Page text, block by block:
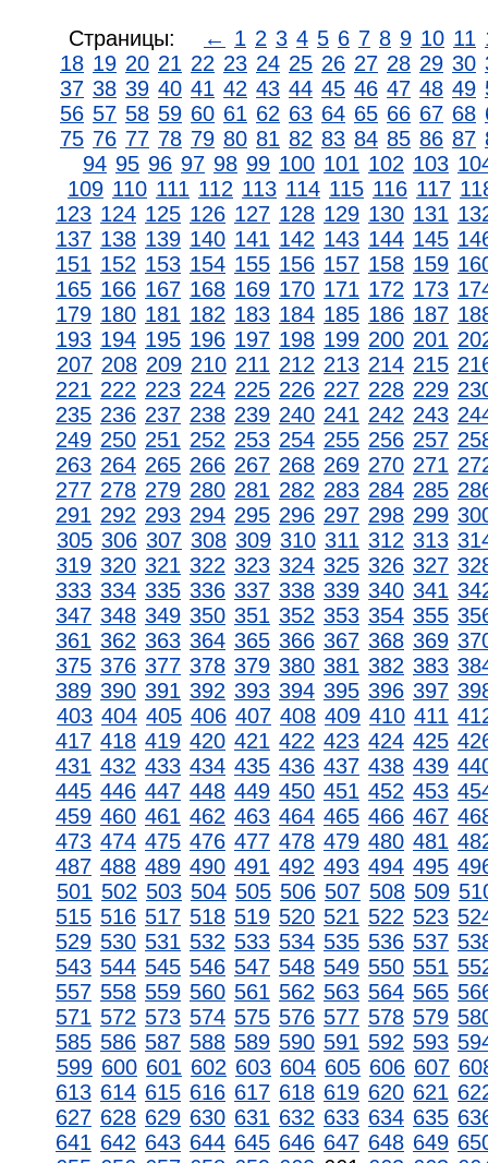
Страницы: ← 1 2 3 4 5 6 7 8 9 10 11
18 19 20 21 22 23 24 25 26 27 28 29 30
37 38 39 40 41 42 43 44 45 46 47 48 49
56 57 58 59 60 61 62 63 64 65 66 67 68
75 76 77 78 79 80 81 82 83 84 85 86 87
94 95 96 97 98 99 100 101 102 103
109 110 111 112 113 114 115 116 117
123 124 125 126 127 128 129 130 131
137 138 139 140 141 142 143 144 145
151 152 153 154 155 156 157 158 159
165 166 167 168 169 170 171 172 173
179 180 181 182 183 184 185 186 187
193 194 195 196 197 198 199 200 201
207 208 209 210 211 212 213 214 215
221 222 223 224 225 226 227 228 229
235 236 237 238 239 240 241 242 243
249 250 251 252 253 254 255 256 257
263 264 265 266 267 268 269 270 271
277 278 279 280 281 282 283 284 285
291 292 293 294 295 296 297 298 299
305 306 307 308 309 310 311 312 313
319 320 321 322 323 324 325 326 327
333 334 335 336 337 338 339 340 341
347 348 349 350 351 352 353 354 355
361 362 363 364 365 366 367 368 369
375 376 377 378 379 380 381 382 383
389 390 391 392 393 394 395 396 397
403 404 405 406 407 408 409 410 411
417 418 419 420 421 422 423 424 425
431 432 433 434 435 436 437 438 439
445 446 447 448 449 450 451 452 453
459 460 461 462 463 464 465 466 467
473 474 475 476 477 478 479 480 481
487 488 489 490 491 492 493 494 495
501 502 503 504 505 506 507 508 509
515 516 517 518 519 520 521 522 523
529 530 531 532 533 534 535 536 537
543 544 545 546 547 548 549 550 551
557 558 559 560 561 562 563 564 565
571 572 573 574 575 576 577 578 579
585 586 587 588 589 590 591 592 593
599 600 601 602 603 604 605 606 607
613 614 615 616 617 618 619 620 621
627 628 629 630 631 632 633 634 635
641 642 643 644 645 646 647 648 649